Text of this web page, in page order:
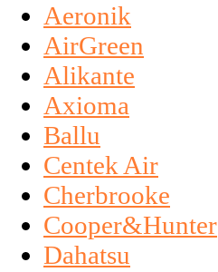
Aeronik
AirGreen
Alikante
Axioma
Ballu
Centek Air
Cherbrooke
Cooper&Hunter
Dahatsu